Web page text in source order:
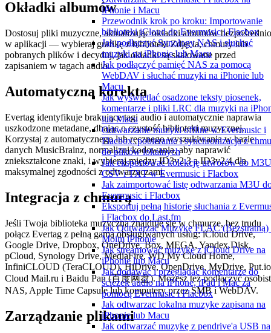
iPhonie i Macu
Przewodnik krok po kroku: Importowanie
biblioteki iCloud do Evermusic i Flacbox
Jak podłączyć Synology NAS i słuchać
muzyki na iPhonie lub Macu
Jak podłączyć pamięć NAS za pomocą
WebDAV i słuchać muzyki na iPhonie lub
Macu
Jak wyświetlać osadzone teksty piosenek,
komentarze i pliki LRC dla muzyki na
lub Macu
Odtwarzanie muzyki offline w Evermusic i
Flacbox: pobieranie i synchronizacja z
do plików lokalnych
Jak eksportować kolekcję utworów do
CSV i TXT w Evermusic i Flacbox
Jak zaimportować listę odtwarzania M3U
Evermusic i Flacbox
Eksportuj pełną historię słuchania z
i Flacbox do Last.fm
Jak Odtwarzać Muzykę FLAC (Bezstratną)
Moim iPhonie
Jak streamować muzykę z iCloud Drive na
iPhonie lub Macu
Jak dodawać i przeglądać komentarze do
ścieżek audio na iPhone, iPad i Mac za
pomocą Evermusic i Flacbox
Jak odtwarzac lokalna muzyke zapisana na
iPhonie lub Macu
Jak odtwarzać muzykę z pendrive'a USB na
Okładki albumów
Dostosuj pliki muzyczne, aktualizując okładki albumów bezpośrednio
w aplikacji — wybieraj grafikę z biblioteki Zdjęcia, chmury lub
pobranych plików i decyduj, jak okładki są skalowane przed
zapisaniem w tagach audio.
Automatyczna korekta
Evertag identyfikuje brakujące tagi audio i automatycznie naprawia
uszkodzone metadane, dbając o czystość biblioteki muzycznej.
Korzystaj z automatycznego lub ręcznego wyszukiwania w bazie
danych MusicBrainz, normalizuj kodowania, aby naprawić
zniekształcone znaki, i wybieraj między ID3v2.3 a ID3v2.4 dla
maksymalnej zgodności z odtwarzaczami.
Integracja z chmurą
Jeśli Twoja biblioteka muzyczna znajduje się w chmurze, bez trudu
połącz Evertag z pełną gamą obsługiwanych usług: iCloud Drive,
Google Drive, Dropbox, OneDrive, Box, MEGA, Yandex.Disk,
pCloud, Synology Drive, MediaFire, WD My Cloud Home,
InfiniCLOUD (TeraCLOUD), HiDrive, OpenDrive, MyDrive,
Cloud Mail.ru i Baidu Pan (百度网盘). Możesz też podłączyć
NAS, Apple Time Capsule lub komputery przez SMB i WebDAV.
Zarządzanie plikami